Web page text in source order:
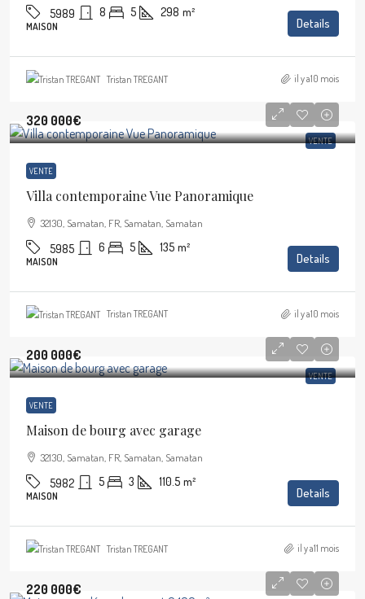
5989 8 5 298 m²
MAISON Details
Tristan TREGANT il y a10 mois
VENTE
320 000€
VENTE
Villa contemporaine Vue Panoramique
32130, Samatan, FR, Samatan, Samatan
5985 6 5 135 m²
MAISON Details
Tristan TREGANT il y a10 mois
VENTE
200 000€
VENTE
Maison de bourg avec garage
32130, Samatan, FR, Samatan, Samatan
5982 5 3 110.5 m²
MAISON Details
Tristan TREGANT il y a11 mois
220 000€